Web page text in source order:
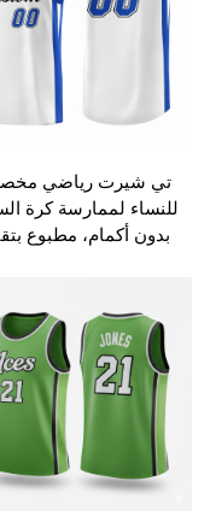
تي شيرت رياضي
للنساء لممارسة كرة
بدون أكمام، مطبوع